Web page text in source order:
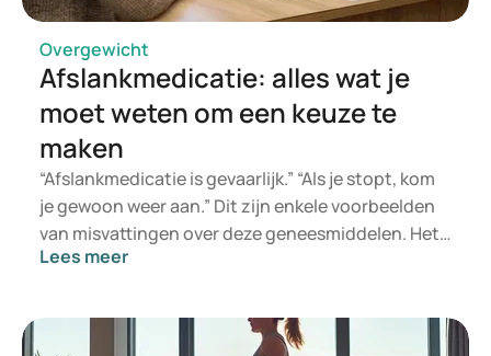
cruciaal is als discipline.
Overgewicht
Afslankmedicatie: alles wat je
moet weten om een keuze te
maken
“Afslankmedicatie is gevaarlijk.” “Als je stopt, kom
je gewoon weer aan.” Dit zijn enkele voorbeelden
van misvattingen over deze geneesmiddelen. Het
klopt dat ze niet werken voor iedereen, zoals dat
lukt om af te vallen, kunnen deze geneesmiddelen
wel degelijk een uitkomst zijn. Doordat er veel
Lees meer